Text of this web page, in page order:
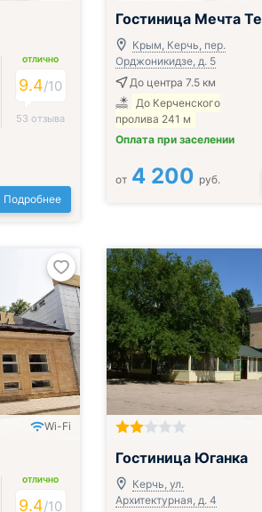
ОТЛИЧНО
9.4/10
53 отзыва
Подробнее
Включён завтрак, обед и ужин
Гостиница Мечта
Крым, Керчь, пер.
Орджоникидзе, д. 5
До центра 7.5 км
До Керченского
пролива 241 м
Оплата при заселении
от 4 200 руб.
Wi-Fi
ОТЛИЧНО
9.4/10
Гостиница Юганка
Керчь, ул.
Архитектурная, д. 4